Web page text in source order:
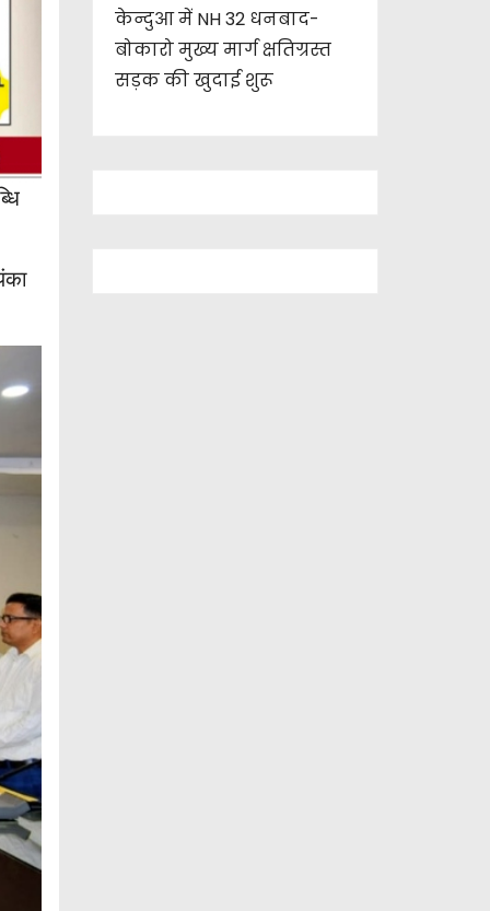
केन्दुआ में NH 32 धनबाद-
बोकारो मुख्य मार्ग क्षतिग्रस्त
सड़क की खुदाई शुरू